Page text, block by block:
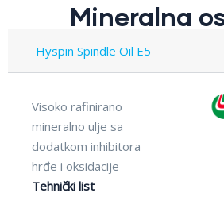
Mineralna
Hyspin Spindle Oil E5
Visoko rafinirano
mineralno ulje sa
dodatkom inhibitora
hrđe i oksidacije
Tehnički list